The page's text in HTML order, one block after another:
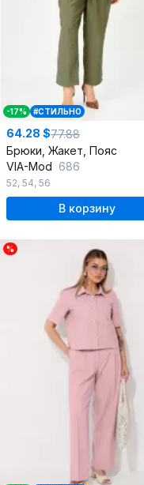
-17% #СТИЛЬНО
64.28 $77.88
Брюки, Жакет, Пояс
VIA-Mod 686
52, 54, 56
В корзину
%